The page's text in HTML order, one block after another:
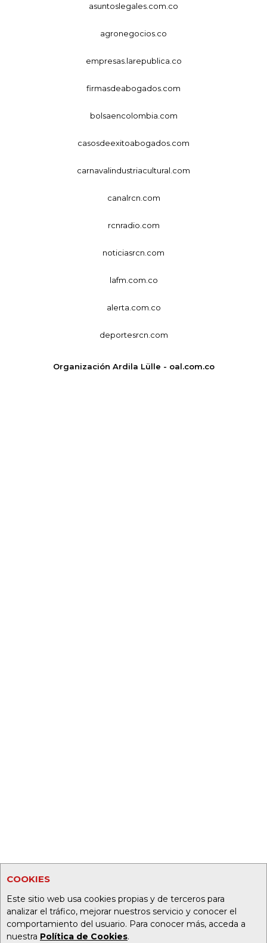
COOKIES
Este sitio web usa cookies propias y de terceros para
analizar el tráfico, mejorar nuestros servicio y conocer el
comportamiento del usuario. Para conocer más, acceda a
nuestra Política de Cookies.
asuntoslegales.com.co
agronegocios.co
empresas.larepublica.co
firmasdeabogados.com
bolsaencolombia.com
casosdeexitoabogados.com
carnavalindustriacultural.com
canalrcn.com
rcnradio.com
noticiasrcn.com
lafm.com.co
alerta.com.co
deportesrcn.com
Organización Ardila Lülle - oal.com.co